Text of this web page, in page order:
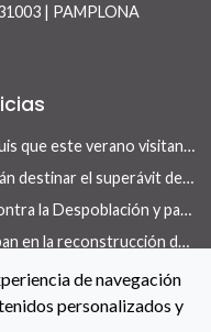
| PAMPLONA
La FNMC recibe a niños y niñas saharauis que este verano visitan Navarra con el programa Vacaciones en Paz
Las entidades locales de Navarra podrán destinar el superávit de 2025 a inversiones financieramente sostenibles tras la aprobación del Real Decreto-ley 13/2026
Presentado el anteproyecto de Ley contra la Despoblación y para el Desarrollo Rural
Las entidades locales navarras participan en la reconstrucción de infraestructuras dañadas por la DANA de 175 municipios valencianos
La FNMC y el Gobierno de Navarra renuevan su convenio para reforzar las políticas de igualdad en las entidades locales
de navegación
personalizados y